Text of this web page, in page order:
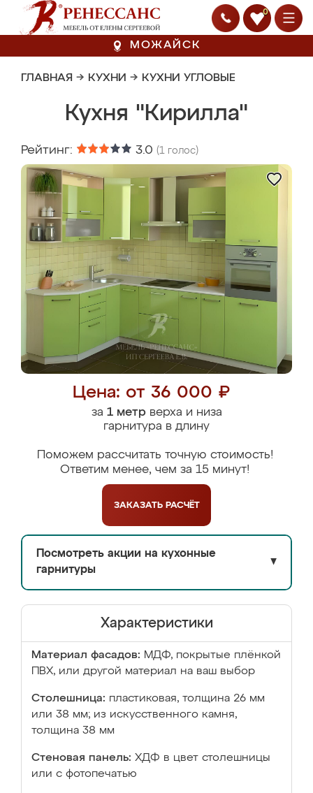
0
МОЖАЙСК
ГЛАВНАЯ → КУХНИ → КУХНИ УГЛОВЫЕ
Кухня "Кирилла"
Рейтинг: 3.0 (1 голос)
Цена: от 36 000 ₽
за 1 метрверха и низа
гарнитура в длину
Поможем рассчитать точную стоимость!
Ответим менее, чем за 15 минут!
ЗАКАЗАТЬ РАСЧЁТ
Посмотреть акции на кухонные
гарнитуры
▼
Характеристики
Материал фасадов: МДФ, покрытые плёнкой
ПВХ, или другой материал на ваш выбор
Столешница: пластиковая, толщина 26 мм
или 38 мм; из искусственного камня,
толщина 38 мм
Стеновая панель: ХДФ в цвет столешницы
или с фотопечатью